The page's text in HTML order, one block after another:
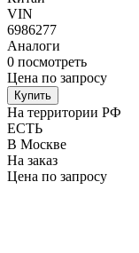
VIN
6986277
Аналоги
0 посмотреть
Цена по запросу
Купить
На территории РФ
ЕСТЬ
В Москве
На заказ
Цена по запросу